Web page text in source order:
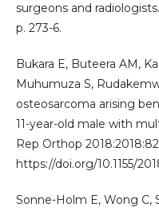
surgeons and
p. 273-6.
Bukara E, Buteera AM,
Muhumuza S,
osteosarcoma arising
11-year-old male with
Rep Orthop
https://doi.org/10.1155/
Sonne-Holm E, Wong C,